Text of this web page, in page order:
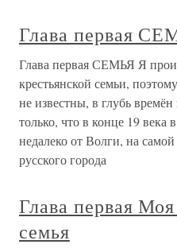
Глава первая
Глава первая СЕМЬЯ Я
крестьянской семьи,
не известны, в глубь
только, что в конце 19 века
недалеко от Волги, на
русского города
Глава первая
семья